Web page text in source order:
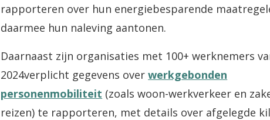
rapporteren over hun energiebesparende
daarmee hun naleving aantonen.
Daarnaast zijn organisaties met 100+ werknemers
2024verplicht gegevens overwerkgebonden
personenmobiliteit (zoals woon-werkverkeer en
reizen) te rapporteren, met details over afgelegde